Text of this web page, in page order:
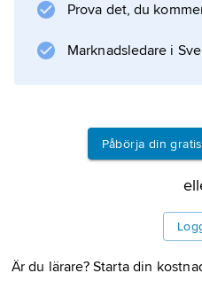
huvudområden, såsom
Grundzüge einer
, 1921), ontologi (
Prova det, du
Marknadsledare i
Påbörja din
Är du lärare? Starta din